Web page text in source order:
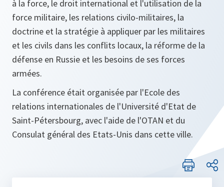
à la force, le droit international et l'utilisation de la
force militaire, les relations civilo-militaires, la
doctrine et la stratégie à appliquer par les militaires
et les civils dans les conflits locaux, la réforme de la
défense en Russie et les besoins de ses forces
armées.
La conférence était organisée par l'Ecole des
relations internationales de l'Université d'Etat de
Saint-Pétersbourg, avec l'aide de l'OTAN et du
Consulat général des Etats-Unis dans cette ville.